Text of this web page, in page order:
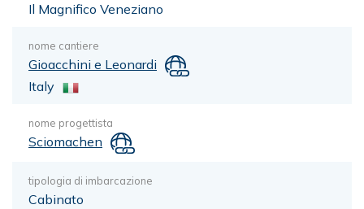
Il Magnifico Veneziano
nome cantiere
Gioacchini e Leonardi
Italy
nome progettista
Sciomachen
tipologia di imbarcazione
Cabinato